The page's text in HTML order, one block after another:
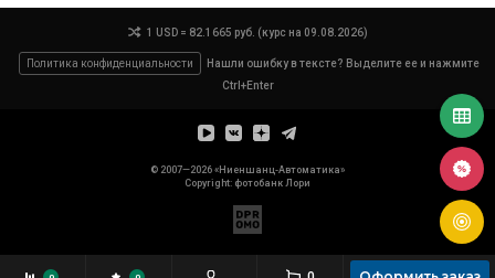
1 USD = 82.1665 руб. (курс на 09.08.2026)
Политика конфиденциальности
Нашли ошибку в тексте? Выделите ее и нажмите
Ctrl+Enter
© 2007—2026 «Ниеншанц-Автоматика»
Copyright: фотобанк Лори